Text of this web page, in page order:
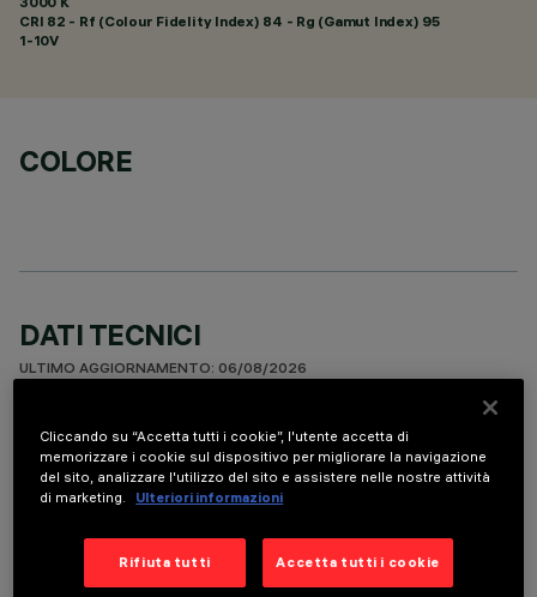
CRI 82 - Rf (Colour Fidelity Index) 84 - Rg (Gamut Index) 95
1-10V
COLORE
DATI TECNICI
ULTIMO AGGIORNAMENTO: 06/08/2026
DESCRIZIONE
Recessed round wall-washer luminaire designed to use a LED
lamp with C.O.B. technology. Version with rim for surface-
vapours and finished with a protective anti-scratch layer to
create a vertical downward beam of light. Die-cast aluminium
Cliccando su “Accetta tutti i cookie”, l'utente accetta di
memorizzare i cookie sul dispositivo per migliorare la navigazione
del sito, analizzare l'utilizzo del sito e assistere nelle nostre attività
di marketing.
Ulteriori informazioni
Rifiuta tutti Accetta tutti i cookie